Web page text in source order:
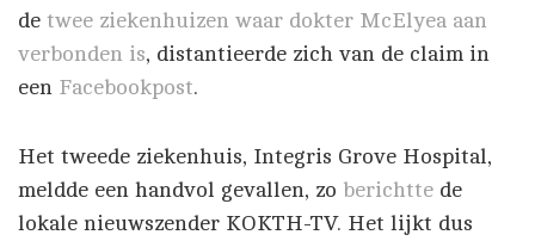
de twee ziekenhuizen waar dokter McElyea aan
verbonden is, distantieerde zich van de claim in
een Facebookpost.
Het tweede ziekenhuis, Integris Grove Hospital,
meldde een handvol gevallen, zo berichtte de
lokale nieuwszender KOKTH-TV. Het lijkt dus